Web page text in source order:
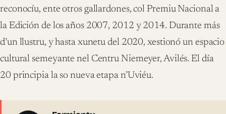
reconocíu, ente otros gallardones, col Premiu Nacional a
la Edición de los años 2007, 2012 y 2014. Durante más
d’un llustru, y hasta xunetu del 2020, xestionó un espacio
cultural semeyante nel Centru Niemeyer, Avilés. El día
20 principia la so nueva etapa n’Uviéu.